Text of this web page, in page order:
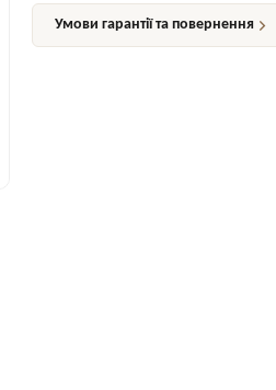
Умови гарантії та повернення